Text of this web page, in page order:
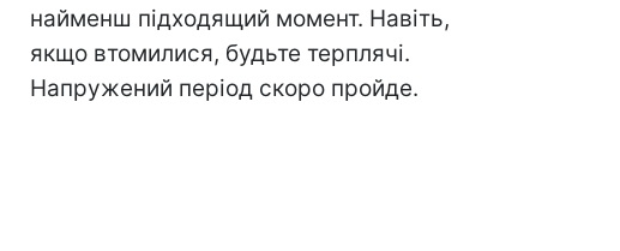
найменш підходящий момент. Навіть,
якщо втомилися, будьте терплячі.
Напружений період скоро пройде.